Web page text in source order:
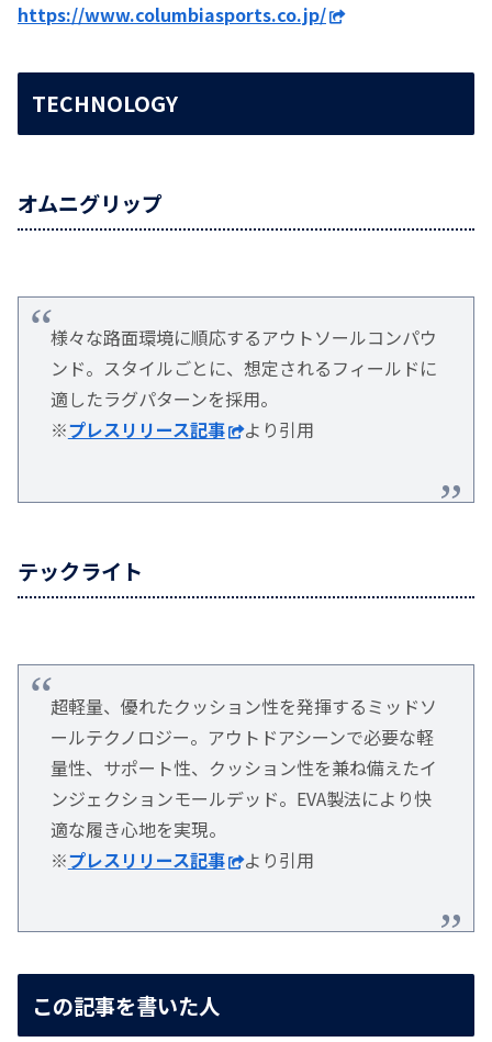
https://www.columbiasports.co.jp/
TECHNOLOGY
オムニグリップ
様々な路面環境に順応するアウトソールコンパウ
ンド。スタイルごとに、想定されるフィールドに
適したラグパターンを採用。
※プレスリリース記事 より引用
テックライト
超軽量、優れたクッション性を発揮するミッドソ
ールテクノロジー。アウトドアシーンで必要な軽
量性、サポート性、クッション性を兼ね備えたイ
ンジェクションモールデッド。EVA製法により快
適な履き心地を実現。
※プレスリリース記事 より引用
この記事を書いた人